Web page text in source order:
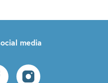
media